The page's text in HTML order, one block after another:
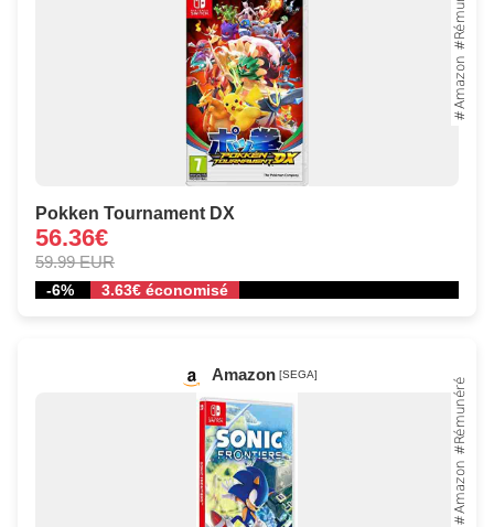
Pokken Tournament DX
56.36€
59.99 EUR
-6% 3.63€ économisé
Amazon [SEGA]